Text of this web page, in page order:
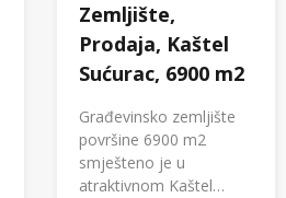
Zemljište,
Prodaja, Kaštel
Sućurac, 6900 m2
Građevinsko zemljište
površine 6900 m2
smješteno je u
atraktivnom Kaštel…